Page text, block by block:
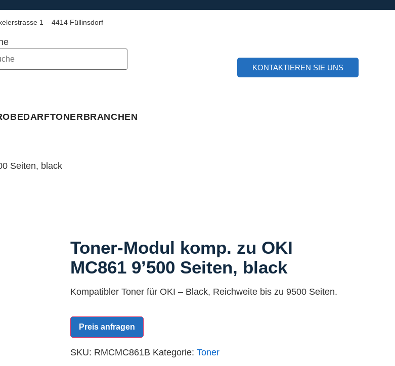
1 – 4414 Füllinsdorf
KONTAKTIEREN SIE UNS
TONERBRANCHEN
Seiten, black
Toner-Modul komp. zu OKI
MC861 9’500 Seiten, black
Kompatibler Toner für OKI – Black, Reichweite bis zu 9500 Seiten.
Preis anfragen
SKU: RMCMC861B Kategorie: Toner